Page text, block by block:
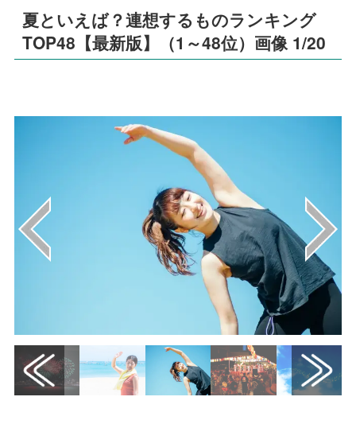
夏といえば？連想するものランキング
TOP48【最新版】（1～48位）画像 1/20